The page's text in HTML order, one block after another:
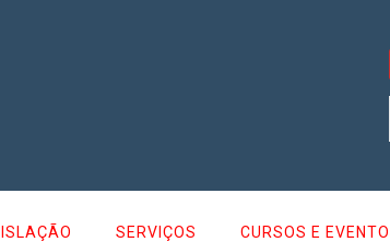
SERVIÇOS CURSOS E